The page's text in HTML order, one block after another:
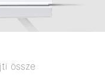
össze